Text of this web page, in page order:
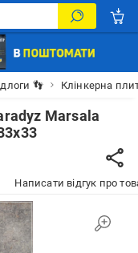
👣 Клінкерна
Marsala
Написати відгук про